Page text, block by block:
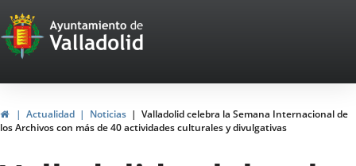
Portal
Web
del
Ayuntamiento
de
InicioActualidad Noticias
Valladolid celebra la Semana Internacional de
los Archivos con más de 40 actividades culturales y divulgativas